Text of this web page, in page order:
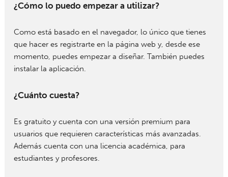
¿Cómo lo puedo empezar a utilizar?
Como está basado en el navegador, lo único que tienes
que hacer es registrarte en la página web y, desde ese
momento, puedes empezar a diseñar. También puedes
instalar la aplicación.
¿Cuánto cuesta?
Es gratuito y cuenta con una versión premium para
usuarios que requieren características más avanzadas.
Además cuenta con una licencia académica, para
estudiantes y profesores.